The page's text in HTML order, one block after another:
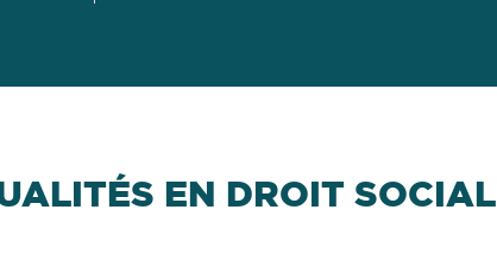
EN DROIT SOCIAL